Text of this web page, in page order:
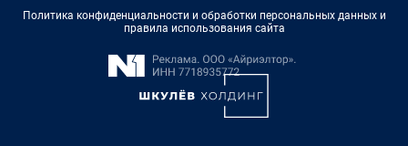
Политика конфиденциальности и обработки персональных данных и
правила использования сайта